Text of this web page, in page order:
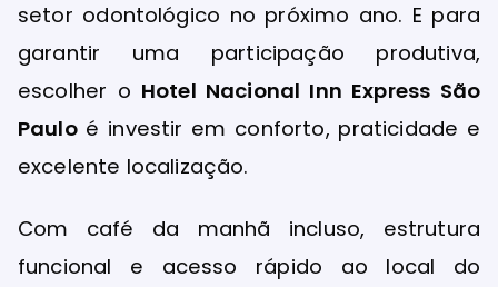
setor odontológico no próximo ano. E para
garantir uma participação produtiva,
escolher o Hotel Nacional Inn Express São
Pauloé investir em conforto, praticidade e
excelente localização.
Com café da manhã incluso, estrutura
funcional e acesso rápido ao local do